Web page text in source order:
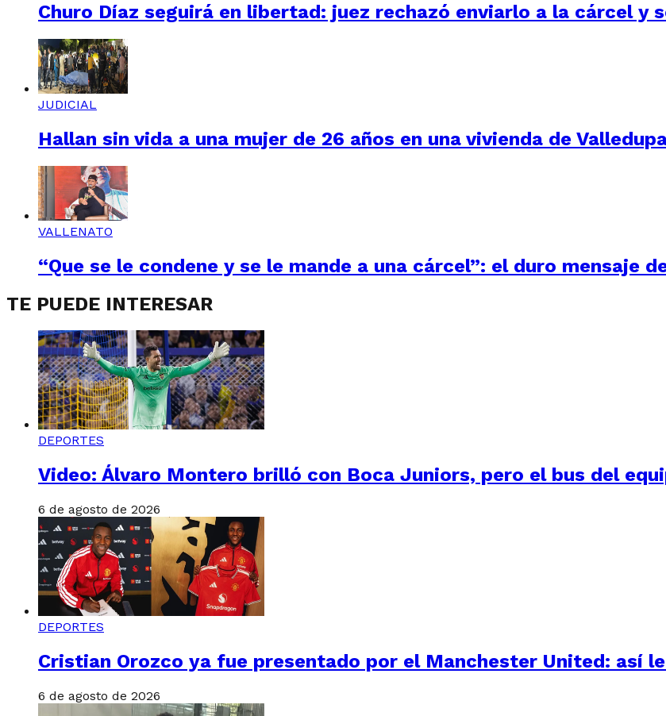
Churo Díaz seguirá en libertad: juez rechazó enviarlo a la cárcel y
JUDICIAL
Hallan sin vida a una mujer de 26 años en una vivienda de
VALLENATO
“Que se le condene y se le mande a una cárcel”: el duro mensaje
TE PUEDE INTERESAR
DEPORTES
Video: Álvaro Montero brilló con Boca Juniors, pero el bus del
6 de agosto de 2026
DEPORTES
Cristian Orozco ya fue presentado por el Manchester United: así
6 de agosto de 2026